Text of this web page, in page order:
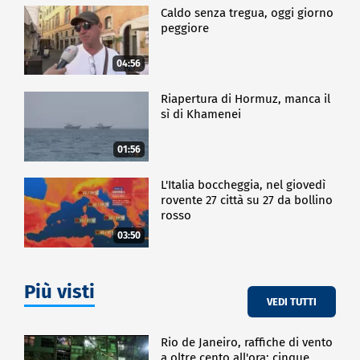
04:56
Caldo senza tregua, oggi giorno
peggiore
01:56
Riapertura di Hormuz, manca il
sì di Khamenei
03:50
L'Italia boccheggia, nel giovedì
rovente 27 città su 27 da bollino
rosso
Più visti VEDI TUTTI
Rio de Janeiro, raffiche di vento